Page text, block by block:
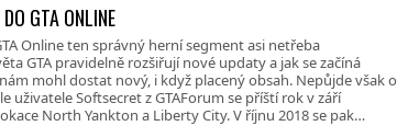
GTA ONLINE
Online ten správný herní segment asi netřeba
GTA pravidelně rozšiřují nové updaty a jak se začíná
mohl dostat nový, i když placený obsah. Nepůjde však o
uživatele Softsecret z GTAForum se příští rok v září
North Yankton a Liberty City. V říjnu 2018 se pak…